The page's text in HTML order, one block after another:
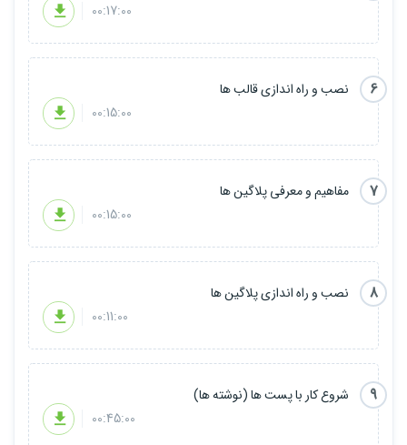
00:17:00
6
نصب و راه اندازی قالب ها
00:15:00
7
مفاهیم و معرفی پلاگین ها
00:15:00
8
نصب و راه اندازی پلاگین ها
00:11:00
9
شروع کار با پست ها (نوشته ها)
00:45:00